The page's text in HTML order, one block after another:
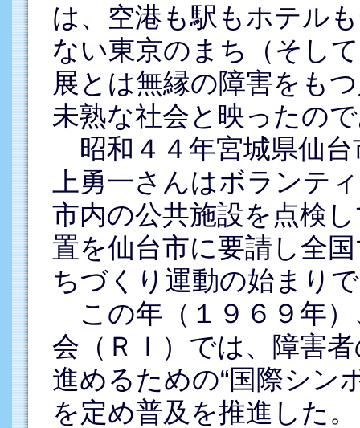
は、空港も駅もホテル
ない東京のまち（そし
展とは無縁の障害をも
未熟な社会と映ったの
昭和４４年宮城県仙
上勇一さんはボランテ
市内の公共施設を点検
置を仙台市に要請し全
ちづくり運動の始まり
この年（１９６９年
会（ＲＩ）では、障害
進めるための“国際シン
を定め普及を推進した